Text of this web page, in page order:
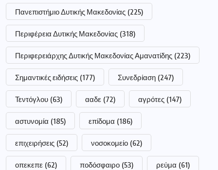
Πανεπιστήμιο Δυτικής Μακεδονίας (225)
Περιφέρεια Δυτικής Μακεδονίας (318)
Περιφερειάρχης Δυτικής Μακεδονίας Αμανατίδης (223)
Σημαντικές ειδήσεις (177) Συνεδρίαση (247)
Τεντόγλου (63) ααδε (72) αγρότες (147)
αστυνομία (185) επίδομα (186)
επιχειρήσεις (52) νοσοκομείο (62)
οπεκεπε (62) ποδόσφαιρο (53) ρεύμα (61)